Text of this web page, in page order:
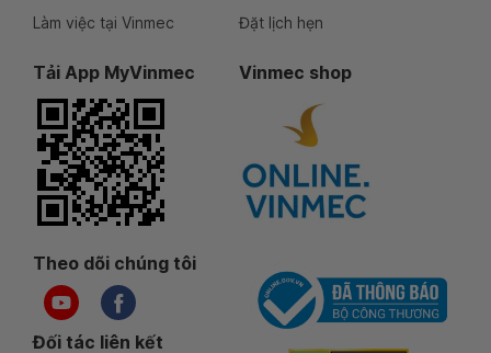
Làm việc tại Vinmec
Đặt lịch hẹn
Tải App MyVinmec Vinmec shop
Theo dõi chúng tôi
Đối tác liên kết